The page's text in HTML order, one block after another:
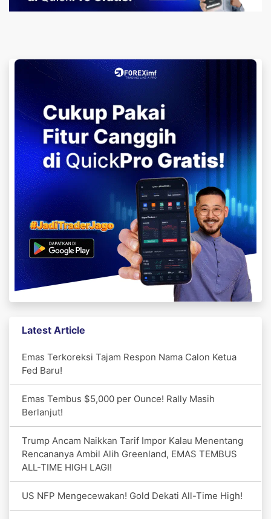
Latest Article
Emas Terkoreksi Tajam Respon Nama Calon Ketua
Fed Baru!
Emas Tembus $5,000 per Ounce! Rally Masih
Berlanjut!
Trump Ancam Naikkan Tarif Impor Kalau Menentang
Rencananya Ambil Alih Greenland, EMAS TEMBUS
ALL-TIME HIGH LAGI!
US NFP Mengecewakan! Gold Dekati All-Time High!